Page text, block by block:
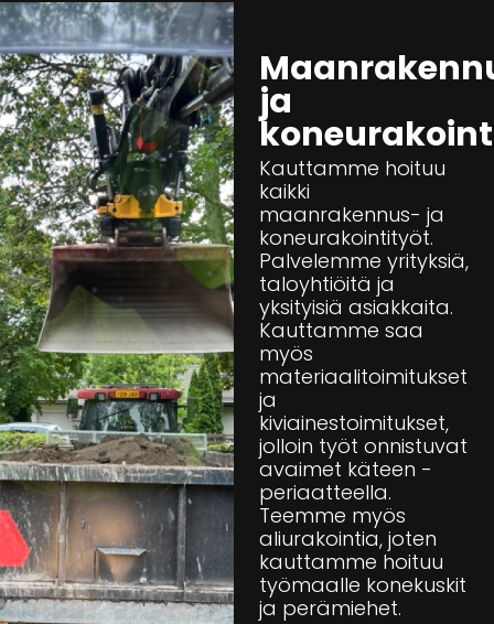
ja
Kauttamme hoituu
kaikki
maanrakennus- ja
koneurakointityöt.
Palvelemme yrityksiä,
taloyhtiöitä ja
yksityisiä asiakkaita.
Kauttamme saa
myös
materiaalitoimitukset
ja
kiviainestoimitukset,
jolloin työt onnistuvat
avaimet käteen -
periaatteella.
Teemme myös
aliurakointia, joten
kauttamme hoituu
työmaalle konekuskit
ja perämiehet.